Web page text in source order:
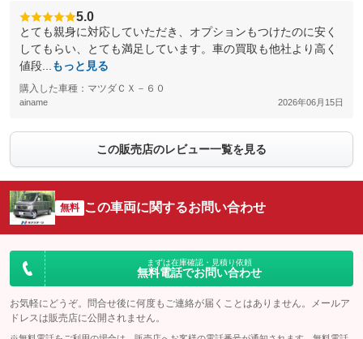
5.0
とても親身に対応していただき、オプションもつけたのに安く
してもらい、とても満足しています。車の買取も他社より高く
値段...
もっと見る
購入した車種：マツダＣＸ－６０
ainame 2026年06月15日
この販売店のレビュー一覧を見る
無料 この車両に関するお問い合わせ
まずは在庫確認・見積り依頼
無料電話でお問い合わせ
お気軽にどうぞ。問合せ後に何度もご連絡が届くことはありません。メールア
ドレスは販売店に公開されません。